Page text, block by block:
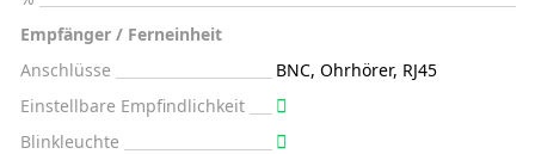
Empfänger / Ferneinheit
Anschlüsse
BNC, Ohrhörer, RJ45
Einstellbare Empfindlichkeit
Blinkleuchte